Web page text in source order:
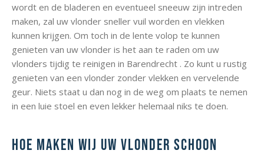
wordt en de bladeren en eventueel sneeuw zijn intreden
maken, zal uw vlonder sneller vuil worden en vlekken
kunnen krijgen. Om toch in de lente volop te kunnen
genieten van uw vlonder is het aan te raden om uw
vlonders tijdig te reinigen in Barendrecht . Zo kunt u rustig
genieten van een vlonder zonder vlekken en vervelende
geur. Niets staat u dan nog in de weg om plaats te nemen
in een luie stoel en even lekker helemaal niks te doen.
Hoe maken wij uw vlonder schoon